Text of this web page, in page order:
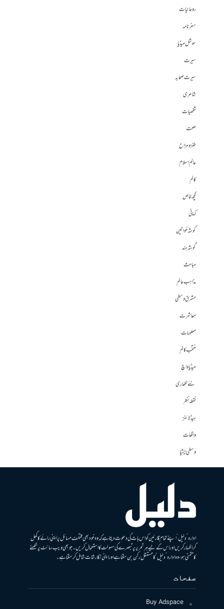
روحانیات
سفرنامہ
سوشل میڈیا
سیرت
سیرت صحابہ
شاعری
شخصیات
صحت
طنز و مزاح
عالم اسلام
کالم
کچھ خاص
کہانی
گوشہ خواتین
گوشہ ہند
مباحث
مذاہب عالم
مشرق وسطی
معاشرت
معلومات
منتخب کالم
میڈیا واچ
نئے لکھاری
نقطہ نظر
ہیڈلائنز
واقعات
وسطی ایشیا
ادارہ ’دلیل‘ اپنے تمام قارئین کو اس بات کی دعوت دیتا ہے کہ وہ خود بھی مختلف مسائل پر اپنی رائے کا کھل
کر اظہار کریں اور اس کے لیے ہر تحریر پر تبصرے کی سہولت کا استعمال کریں۔ جو بھی ویب سائٹ پر لکھنے
کا متمنی ہو، وہ ادارہ ’دلیل‘ کا مستقل رکن بن سکتا ہے اور اپنی نگارشات شامل کرسکتا ہے۔
صفحات
Buy Adspace